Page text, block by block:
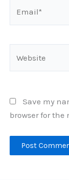
Save my
browser for